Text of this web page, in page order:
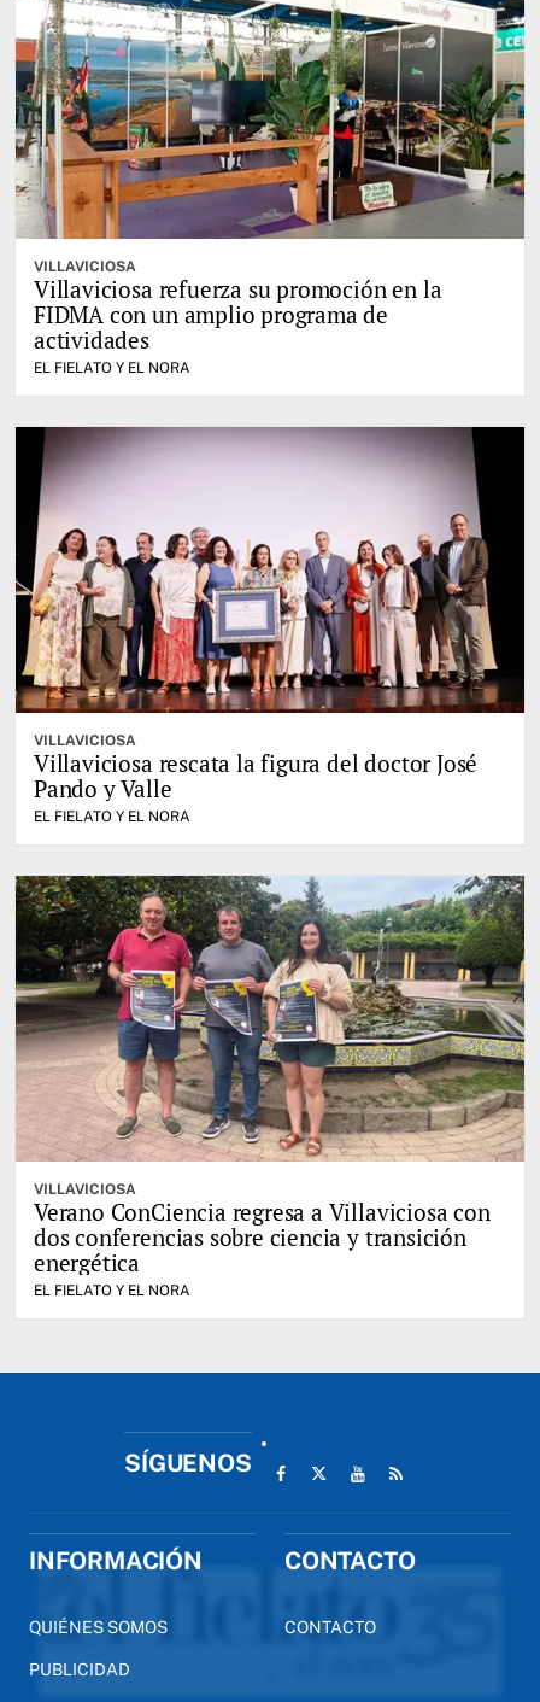
VILLAVICIOSA
Villaviciosa refuerza su promoción en la
FIDMA con un amplio programa de
actividades
EL FIELATO Y EL NORA
VILLAVICIOSA
Villaviciosa rescata la figura del doctor José
Pando y Valle
EL FIELATO Y EL NORA
VILLAVICIOSA
Verano ConCiencia regresa a Villaviciosa con
dos conferencias sobre ciencia y transición
energética
EL FIELATO Y EL NORA
SÍGUENOS
INFORMACIÓN
QUIÉNES SOMOS
PUBLICIDAD
CONTACTO
CONTACTO